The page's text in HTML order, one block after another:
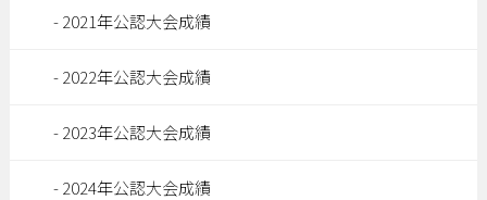
2021年公認大会成績
2022年公認大会成績
2023年公認大会成績
2024年公認大会成績